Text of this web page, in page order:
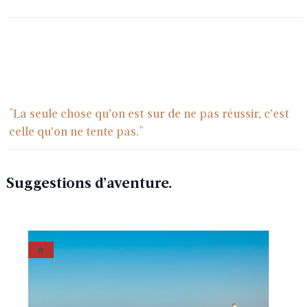
"La seule chose qu’on est sur de ne pas réussir, c’est
celle qu’on ne tente pas."
Suggestions d’aventure.